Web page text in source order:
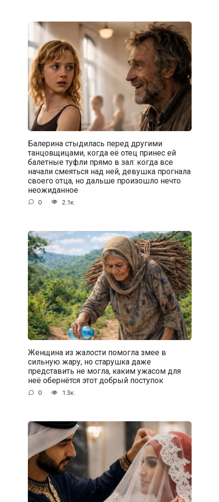
Балерина стыдилась перед другими
танцовщицами, когда её отец принес ей
балетные туфли прямо в зал: когда все
начали смеяться над ней, девушка прогнала
своего отца, но дальше произошло нечто
неожиданное
0 2.1к.
Женщина из жалости помогла змее в
сильную жару, но старушка даже
представить не могла, каким ужасом для
неё обернётся этот добрый поступок
0 1.3к.